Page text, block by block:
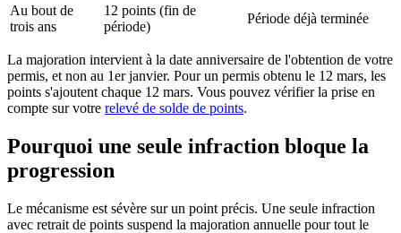
Au bout de
trois ans
12 points (fin de
période)
Période déjà terminée
La majoration intervient à la date anniversaire de l'obtention de votre
permis, et non au 1er janvier. Pour un permis obtenu le 12 mars, les
points s'ajoutent chaque 12 mars. Vous pouvez vérifier la prise en
compte sur votre relevé de solde de points.
Pourquoi une seule infraction bloque la
progression
Le mécanisme est sévère sur un point précis. Une seule infraction
avec retrait de points suspend la majoration annuelle pour tout le